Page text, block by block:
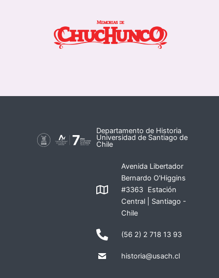
Departamento de Historia
Universidad de Santiago de
Chile
Avenida Libertador
Bernardo O'Higgins
#3363 Estación
Central | Santiago -
Chile
(56 2) 2 718 13 93
historia@usach.cl